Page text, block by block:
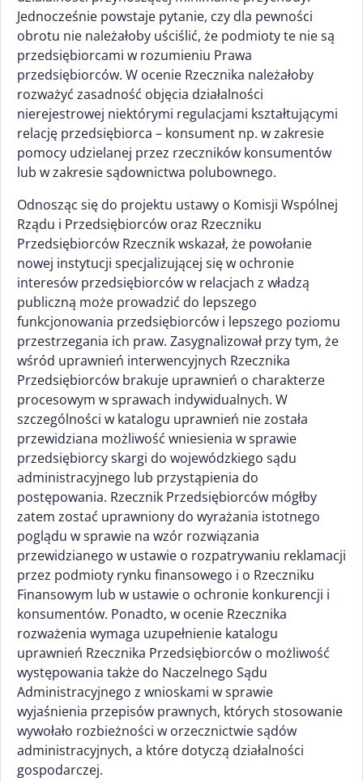
Jednocześnie powstaje pytanie, czy dla pewności
obrotu nie należałoby uściślić, że podmioty te nie są
przedsiębiorcami w rozumieniu Prawa
przedsiębiorców. W ocenie Rzecznika należałoby
rozważyć zasadność objęcia działalności
nierejestrowej niektórymi regulacjami kształtującymi
relację przedsiębiorca – konsument np. w zakresie
pomocy udzielanej przez rzeczników konsumentów
lub w zakresie sądownictwa polubownego.
Odnosząc się do projektu ustawy o Komisji Wspólnej
Rządu i Przedsiębiorców oraz Rzeczniku
Przedsiębiorców Rzecznik wskazał, że powołanie
nowej instytucji specjalizującej się w ochronie
interesów przedsiębiorców w relacjach z władzą
publiczną może prowadzić do lepszego
funkcjonowania przedsiębiorców i lepszego poziomu
przestrzegania ich praw. Zasygnalizował przy tym, że
wśród uprawnień interwencyjnych Rzecznika
Przedsiębiorców brakuje uprawnień o charakterze
procesowym w sprawach indywidualnych. W
szczególności w katalogu uprawnień nie została
przewidziana możliwość wniesienia w sprawie
przedsiębiorcy skargi do wojewódzkiego sądu
administracyjnego lub przystąpienia do
postępowania. Rzecznik Przedsiębiorców mógłby
zatem zostać uprawniony do wyrażania istotnego
poglądu w sprawie na wzór rozwiązania
przewidzianego w ustawie o rozpatrywaniu reklamacji
przez podmioty rynku finansowego i o Rzeczniku
Finansowym lub w ustawie o ochronie konkurencji i
konsumentów. Ponadto, w ocenie Rzecznika
rozważenia wymaga uzupełnienie katalogu
uprawnień Rzecznika Przedsiębiorców o możliwość
występowania także do Naczelnego Sądu
Administracyjnego z wnioskami w sprawie
wyjaśnienia przepisów prawnych, których stosowanie
wywołało rozbieżności w orzecznictwie sądów
administracyjnych, a które dotyczą działalności
gospodarczej.